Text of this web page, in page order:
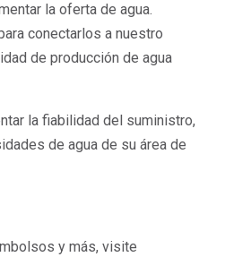
la oferta de agua.
conectarlos a nuestro
de producción de agua
la fiabilidad del suministro,
de agua de su área de
y más, visite